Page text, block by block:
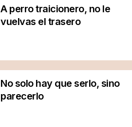
A perro traicionero, no le
vuelvas el trasero
No solo hay que serlo, sino
parecerlo